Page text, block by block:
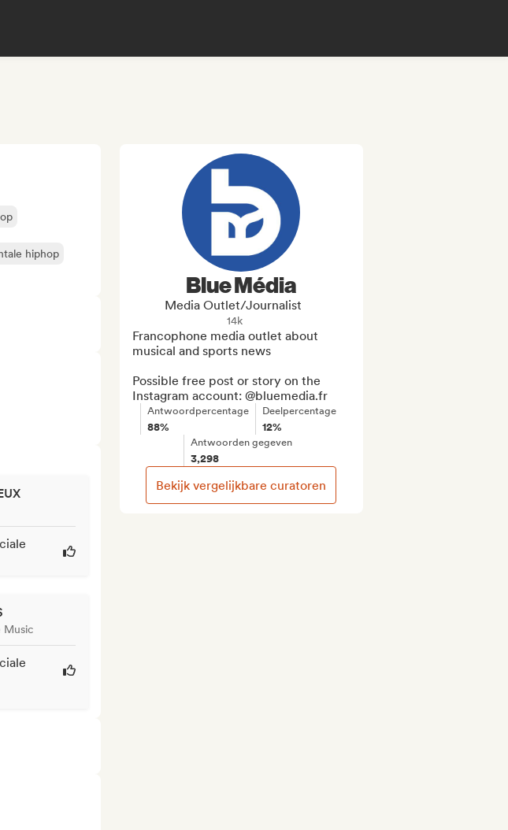
hiphop
Music
Blue Média
Media Outlet/Journalist
14k
Francophone media outlet about
musical and sports news
Possible free post or story on the
Instagram account: @bluemedia.fr
Antwoordpercentage
88%
Deelpercentage
12%
Antwoorden gegeven
3,298
Bekijk vergelijkbare curatoren